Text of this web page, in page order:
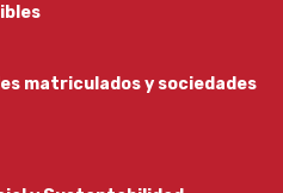
matriculados y sociedades